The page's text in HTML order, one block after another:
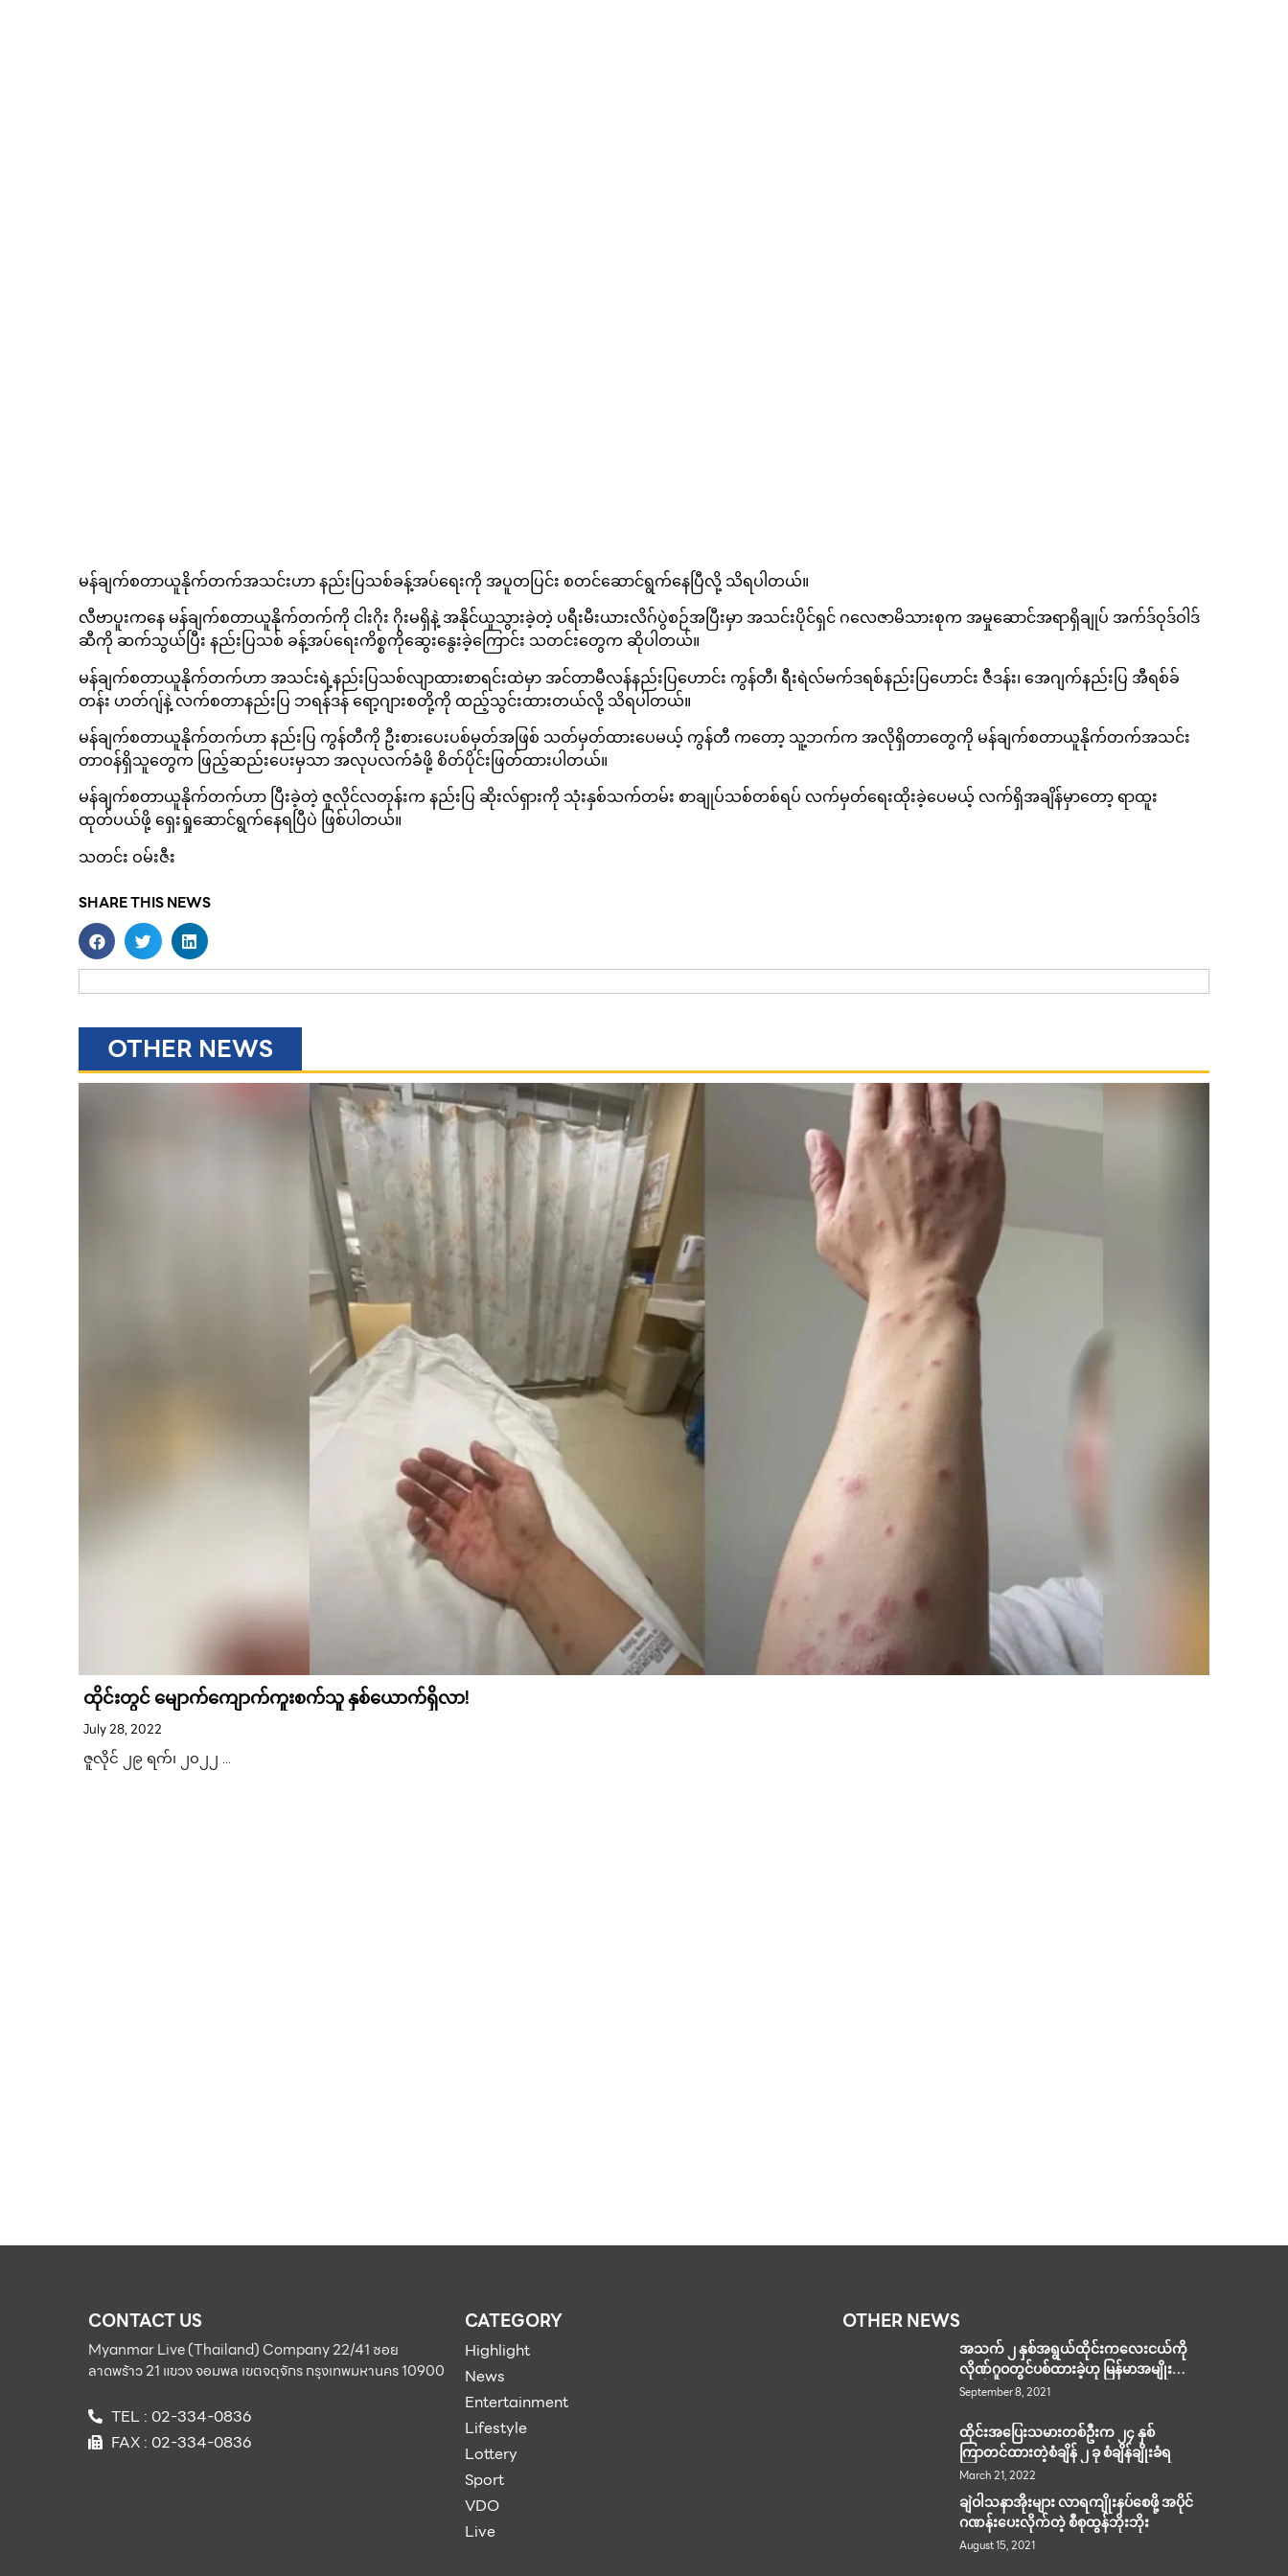
မန်ချက်စတာယူနိုက်တက်အသင်းဟာ နည်းပြသစ်ခန့်အပ်ရေးကို အပူတပြင်း စတင်ဆောင်ရွက်နေပြီလို့ သိရပါတယ်။
လီဗာပူးကနေ မန်ချက်စတာယူနိုက်တက်ကို ငါးဂိုး ဂိုးမရှိနဲ့ အနိုင်ယူသွားခဲ့တဲ့ ပရီးမီးယားလိဂ်ပွဲစဉ်အပြီးမှာ အသင်းပိုင်ရှင် ဂလေဇာမိသားစုက အမှုဆောင်အရာရှိချုပ် အက်ဒ်ဝုဒ်ဝါဒ်
ဆီကို ဆက်သွယ်ပြီး နည်းပြသစ် ခန့်အပ်ရေးကိစ္စကိုဆွေးနွေးခဲ့ကြောင်း သတင်းတွေက ဆိုပါတယ်။
မန်ချက်စတာယူနိုက်တက်ဟာ အသင်းရဲ့နည်းပြသစ်လျာထားစာရင်းထဲမှာ အင်တာမီလန်နည်းပြဟောင်း ကွန်တီ၊ ရီးရဲလ်မက်ဒရစ်နည်းပြဟောင်း ဇီဒန်း၊ အေဂျက်နည်းပြ အီရစ်ခ်
တန်း ဟတ်ဂျ်နဲ့ လက်စတာနည်းပြ ဘရန်ဒန် ရော့ဂျားစတို့ကို ထည့်သွင်းထားတယ်လို့ သိရပါတယ်။
မန်ချက်စတာယူနိုက်တက်ဟာ နည်းပြ ကွန်တီကို ဦးစားပေးပစ်မှတ်အဖြစ် သတ်မှတ်ထားပေမယ့် ကွန်တီ ကတော့ သူ့ဘက်က အလိုရှိတာတွေကို မန်ချက်စတာယူနိုက်တက်အသင်း
တာဝန်ရှိသူတွေက ဖြည့်ဆည်းပေးမှသာ အလုပလက်ခံဖို့ စိတ်ပိုင်းဖြတ်ထားပါတယ်။
မန်ချက်စတာယူနိုက်တက်ဟာ ပြီးခဲ့တဲ့ ဇူလိုင်လတုန်းက နည်းပြ ဆိုးလ်ရှားကို သုံးနှစ်သက်တမ်း စာချုပ်သစ်တစ်ရပ် လက်မှတ်ရေးထိုးခဲ့ပေမယ့် လက်ရှိအချိန်မှာတော့ ရာထူး
ထုတ်ပယ်ဖို့ ရှေးရှုဆောင်ရွက်နေရပြီပဲ ဖြစ်ပါတယ်။
သတင်း ဝမ်းဇီး
SHARE THIS NEWS
OTHER NEWS
ထိုင်းတွင် မျောက်ကျောက်ကူးစက်သူ နှစ်ယောက်ရှိလာ!
July 28, 2022
ဇူလိုင် ၂၉ ရက်၊ ၂၀၂၂ …
CONTACT US
Myanmar Live (Thailand) Company 22/41 ซอย
ลาดพร้าว 21 แขวง จอมพล เขตจตุจักร กรุงเทพมหานคร 10900
TEL : 02-334-0836
FAX : 02-334-0836
CATEGORY
Highlight
News
Entertainment
Lifestyle
Lottery
Sport
VDO
Live
OTHER NEWS
အသက် ၂ နှစ်အရွယ်ထိုင်းကလေးငယ်ကို
လိုဏ်ဂူဝတွင်ပစ်ထားခဲ့ဟု မြန်မာအမျိုးသား
ထွက်ဆို
September 8, 2021
ထိုင်းအပြေးသမားတစ်ဦးက ၂၄ နှစ်
ကြာတင်ထားတဲ့စံချိန် ၂ ခု စံချိန်ချိုးခံရ
March 21, 2022
ချဲဝါသနာအိုးများ လာရကျိုးနပ်စေဖို့ အပိုင်
ဂဏန်းပေးလိုက်တဲ့ စီစုထွန်ဘိုးဘိုး
August 15, 2021